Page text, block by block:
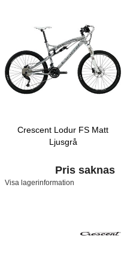
Crescent Lodur FS Matt
Ljusgrå
Pris saknas
Visa lagerinformation